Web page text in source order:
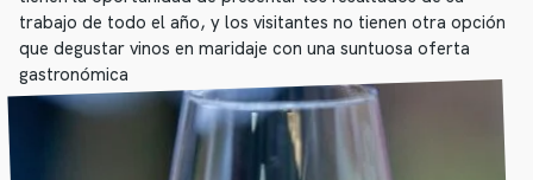
trabajo de todo el año, y los visitantes no tienen otra opción
que degustar vinos en maridaje con una suntuosa oferta
gastronómica